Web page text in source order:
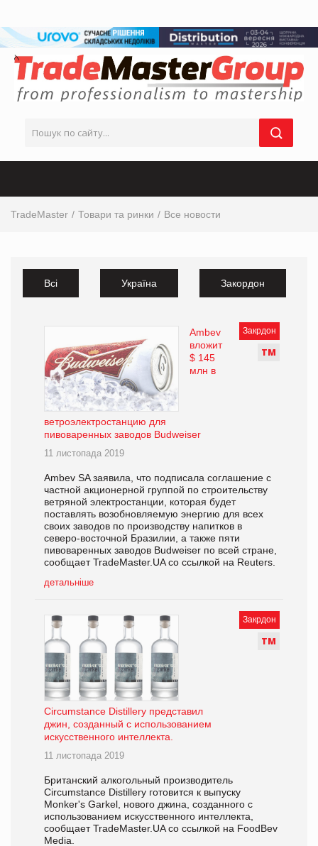
TradeMaster Товари та ринки Все новости
Всі Україна Закордон
Закрдон
ТМ
Ambev
вложит
$ 145
млн в
ветроэлектростанцию для
пивоваренных заводов Budweiser
11 листопада 2019
Ambev SA заявила, что подписала соглашение с
частной акционерной группой по строительству
ветряной электростанции, которая будет
поставлять возобновляемую энергию для всех
своих заводов по производству напитков в
северо-восточной Бразилии, а также пяти
пивоваренных заводов Budweiser по всей стране,
сообщает TradeMaster.UA со ссылкой на Reuters.
детальніше
Закрдон
ТМ
Circumstance Distillery представил
джин, созданный с использованием
искусственного интеллекта.
11 листопада 2019
Британский алкогольный производитель
Circumstance Distillery готовится к выпуску
Monker's Garkel, нового джина, созданного с
использованием искусственного интеллекта,
сообщает TradeMaster.UA со ссылкой на FoodBev
Media.